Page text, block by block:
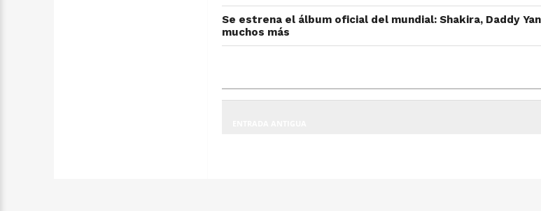
Se estrena el álbum oficial del mundial: Shakira, Daddy
muchos más